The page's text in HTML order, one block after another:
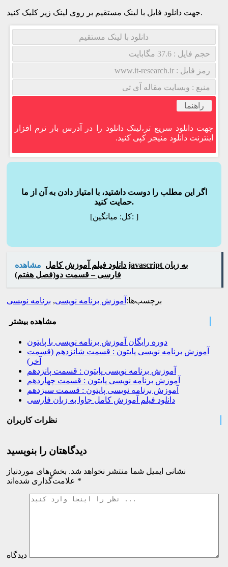
جهت دانلود فایل با لینک مستقیم بر روی لینک زیر کلیک کنید.
دانلود با لینک مستقیم
حجم فایل : 37.6 مگابایت
رمز فایل : www.it-research.ir
منبع : وبسایت مقاله آی تی
راهنما
جهت دانلود سریع تر،لینک دانلود را در آدرس بار نرم افزار
اینترنت دانلود منیجر کپی کنید.
اگر این مطلب را دوست داشتید، با امتیاز دادن به آن از ما
حمایت کنید.
[کل:میانگین: ]
مشاهده دانلود فیلم آموزش کامل javascript به زبان
فارسی – قسمت دو(فصل هفتم)
برچسب‌ها: آموزش برنامه نویسی, برنامه نویسی
مشاهده بیشتر
دوره رایگان آموزش برنامه نویسی با پایتون
آموزش برنامه نویسی پایتون : قسمت شانزدهم (قسمت
آخر)
آموزش برنامه نویسی پایتون : قسمت پانزدهم
آموزش برنامه نویسی پایتون : قسمت چهاردهم
آموزش برنامه نویسی پایتون : قسمت سیزدهم
دانلود فیلم آموزش کامل جاوا به زبان فارسی
نظرات کاربران
دیدگاهتان را بنویسید
نشانی ایمیل شما منتشر نخواهد شد. بخش‌های موردنیاز
*
دیدگاه